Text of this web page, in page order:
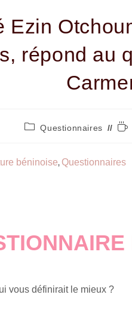
Ezin
répond au
Questionnaires
béninoise, Questionnaires
vous définirait le mieux ?